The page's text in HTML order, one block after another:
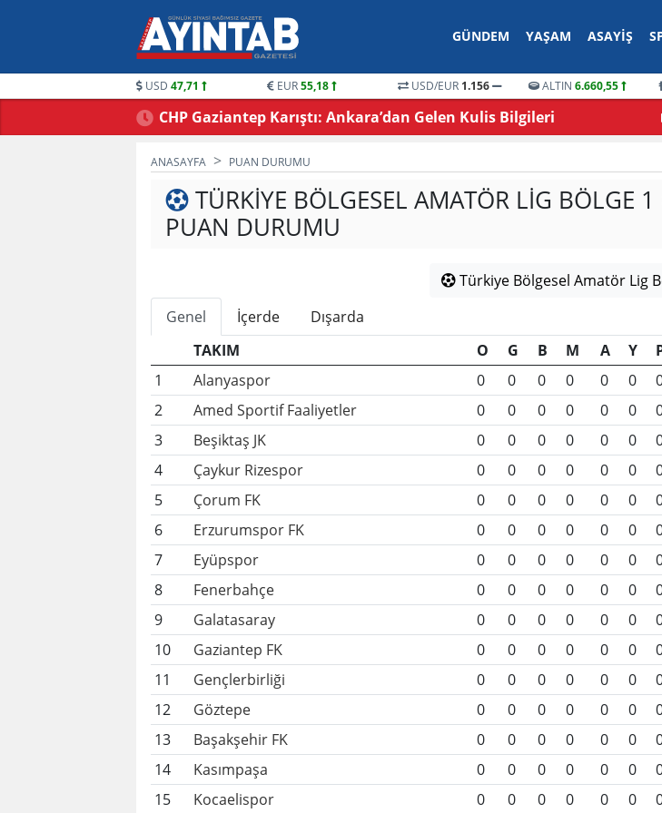
GÜNDEM YAŞAM ASAYIŞ
USD 47,71 EUR55,18 USD/EUR 1.156 ALTIN 6.660,55
CHP Gaziantep Karıştı: Ankara’dan Gelen Kulis Bilgileri
Gündem Yarattı! Vakkas Acar Gidiyor mu?
Edildi
ANASAYFA PUAN DURUMU
TÜRKIYE BÖLGESEL AMATÖR LIG BÖLGE 1
PUAN DURUMU
Türkiye Bölgesel Amatör Lig
Genel
İçerde
Dışarda
TAKIM
O G B M A Y
1
Alanyaspor 0 0 0 0 0 0
2
Amed Sportif Faaliyetler 0 0 0 0 0 0
3
Beşiktaş JK 0 0 0 0 0 0
4
Çaykur Rizespor 0 0 0 0 0 0
5
Çorum FK 0 0 0 0 0 0
6
Erzurumspor FK 0 0 0 0 0 0
7
Eyüpspor 0 0 0 0 0 0
8
Fenerbahçe 0 0 0 0 0 0
9
Galatasaray 0 0 0 0 0 0
10
Gaziantep FK 0 0 0 0 0 0
11
Gençlerbirliği 0 0 0 0 0 0
12
Göztepe 0 0 0 0 0 0
13
Başakşehir FK 0 0 0 0 0 0
14
Kasımpaşa 0 0 0 0 0 0
15
Kocaelispor 0 0 0 0 0 0